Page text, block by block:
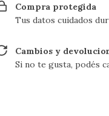
Compra protegida
Tus datos cuidados
Cambios y
Si no te gusta, podés